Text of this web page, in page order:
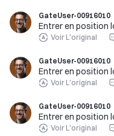
GateUser-00916010
Entrer en position
Voir L'original
GateUser-00916010
Entrer en position
Voir L'original
GateUser-00916010
Entrer en position
Voir L'original